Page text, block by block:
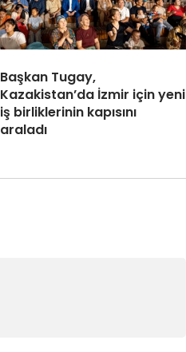
Başkan Tugay,
Kazakistan’da İzmir için yeni
iş birliklerinin kapısını
araladı